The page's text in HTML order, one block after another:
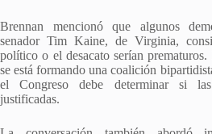
Brennan mencionó que algunos
senador Tim Kaine, de Virginia,
político o el desacato serían
se está formando una coalición
el Congreso debe determinar si las
justificadas.